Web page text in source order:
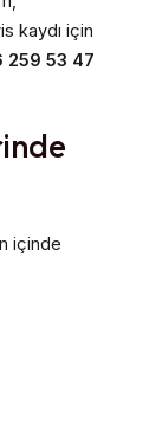
kaydı için
259 53 47
içinde